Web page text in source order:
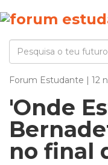
Forum Estudante | 12
'Onde
no final